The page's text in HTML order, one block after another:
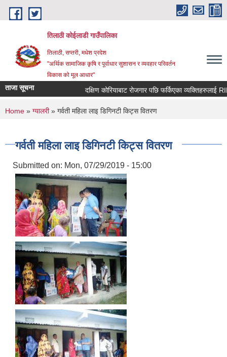
Skip to main content
तिलाठी कोईलाडी गाउँपालिका
तिलाठी, सप्तरी, मधेश प्रदेश
"अर्थिक सामाजिक कृषि र पूर्वाधार सुशासन र व्यवहार परिवर्तन
विकास को मूल आधार"
ताजा सूचना दक्षिण कोरियाबाट रोजगार पछि फर्किएका व्यक्तिहरुलाई
You are here
Home » ग्यालरी» गर्वती महिला लाइ डिगिनटी किट्स वितरण
गर्वती महिला लाइ डिगिनटी किट्स वितरण
Submitted on: Mon, 07/29/2019 - 15:00